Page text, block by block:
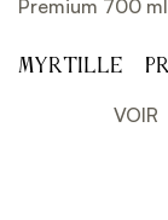
Myrtille –
VOIR